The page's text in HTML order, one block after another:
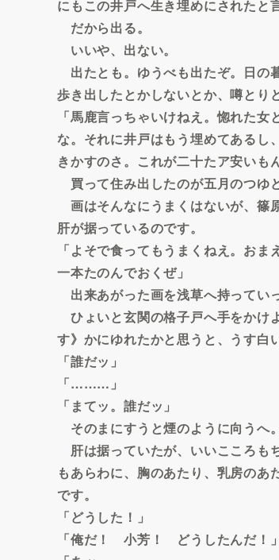
にもこの井戸へ生き埋めにされたと
だから出る。
いいや、出ない。
出たとも。ゆうべも出たぞ。日の
歩き出したとかしないとか、噂とり
「馬鹿言っちゃいけねえ。惚れた
な。それに井戸はもう埋めてあるし
きかすのさ。これが二十たア安いも
買って住み出したのが五月のつゆど
画はそんなにうまくはないが、篠
肝が据っているのです。
「よそで食ってもうまくねえ。お
一本たのんでおくぜ」
出来あがった画を浅草へ持ってい
ひょいと玄関の格子戸へ手をかけ
す》かにゆれたかと思うと、うす白
「誰だッ」
「………」
「まてッ。誰だッ」
そのまにすうと煙のように向うへ。
肝は据っていたが、いいこころも
もあらわに、胸のあたり、乳房の
です。
「どうした！」
「俺だ！ 小芳！ どうしたんだ！」